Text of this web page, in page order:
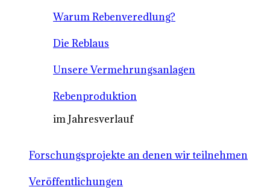
Warum Rebenveredlung?
Die Reblaus
Unsere Vermehrungsanlagen
Rebenproduktion
im Jahresverlauf
Forschungsprojekte an denen wir teilnehmen
Veröffentlichungen